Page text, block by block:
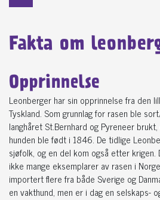
Fakta om
Opprinnelse
Leonberger har sin opprinnelse fra den
Tyskland. Som grunnlag for rasen ble
langhåret St.Bernhard og Pyreneer
hunden ble født i 1846. De tidlige
sjøfolk, og en del kom også etter
ikke mange eksemplarer av rasen i
importert flere fra både Sverige og
en vakthund, men er i dag en selskaps-